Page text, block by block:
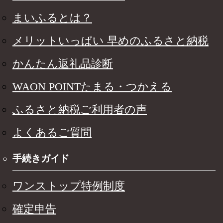
まいふるとは？
メリットいっぱい 早めのふるさと納税
かんたん返礼品診断
WAON POINTたまる・つかえる
ふるさと納税ご利用者の声
よくあるご質問
手続きガイド
ワンストップ特例制度
確定申告